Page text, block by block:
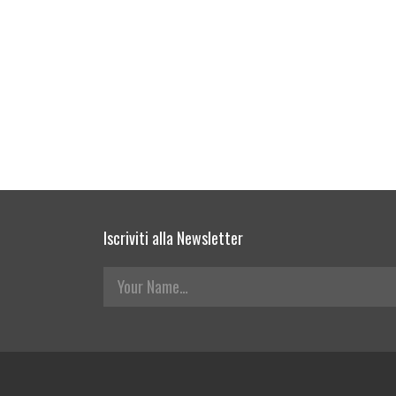
Iscriviti alla Newsletter
Your Name